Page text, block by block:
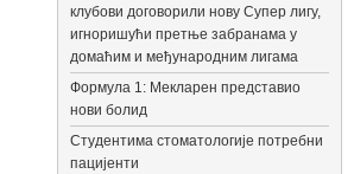
клубови договорили нову Супер лигу,
игноришући претње забранама у
домаћим и међународним лигама
Формула 1: Мекларен представио
нови болид
Студентима стоматологије потребни
пацијенти